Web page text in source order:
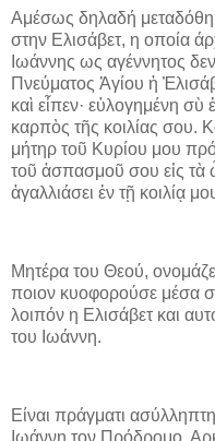
Αμέσως δηλαδή
στην Ελισάβετ, η οποία
Ιωάννης ως αγέννητος
Πνεύματος Ἁγίου ἡ
καὶ εἶπεν· εὐλογημένη σὺ
καρπὸς τῆς κοιλίας σου.
μήτηρ τοῦ Κυρίου μου
τοῦ ἀσπασμοῦ σου εἰς τὰ
ἀγαλλιάσει ἐν τῇ κοιλίᾳ
Μητέρα του Θεού,
ποιον κυοφορούσε μέσα
λοιπόν η Ελισάβετ και
του Ιωάννη.
Είναι πράγματι
Ιωάννη τον Πρόδρομο.